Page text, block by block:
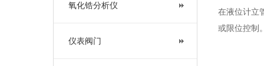
氧化锆分析仪
仪表阀门
在液位计立
或限位控制